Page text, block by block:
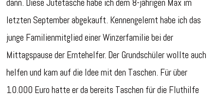
dann. Diese Jutetasche habe ich dem 8-jährigen Max im
letzten September abgekauft. Kennengelernt habe ich das
junge Familienmitglied einer Winzerfamilie bei der
Mittagspause der Erntehelfer. Der Grundschüler wollte auch
helfen und kam auf die Idee mit den Taschen. Für über
10.000 Euro hatte er da bereits Taschen für die Fluthilfe